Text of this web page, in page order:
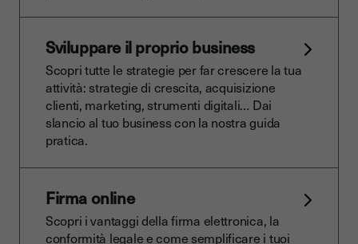
Sviluppare il proprio business
Scopri tutte le strategie per far crescere la tua
attività: strategie di crescita, acquisizione
clienti, marketing, strumenti digitali… Dai
slancio al tuo business con la nostra guida
pratica.
Firma online
Scopri i vantaggi della firma elettronica, la
conformità legale e come semplificare i tuoi